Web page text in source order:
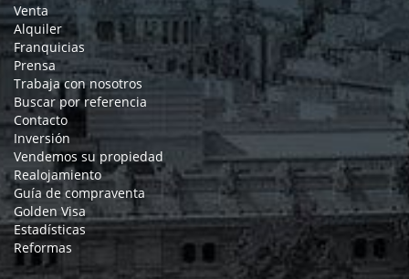
Venta
Alquiler
Franquicias
Prensa
Trabaja con nosotros
Buscar por referencia
Contacto
Inversión
Vendemos su propiedad
Realojamiento
Guía de compraventa
Golden Visa
Estadísticas
Reformas